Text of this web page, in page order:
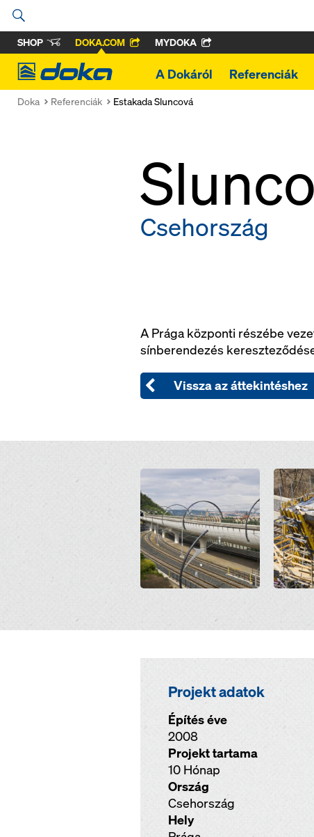
SHOP DOKA.COM MYDOKA
Doka
A Dokáról Referenciák
Doka Referenciák Estakada Sluncová
Csehország
A Prága központi részébe
sínberendezés
Vissza az áttekintéshez
Open Open
Projekt adatok
Építés éve
2008
Projekt tartama
10 Hónap
Ország
Csehország
Hely